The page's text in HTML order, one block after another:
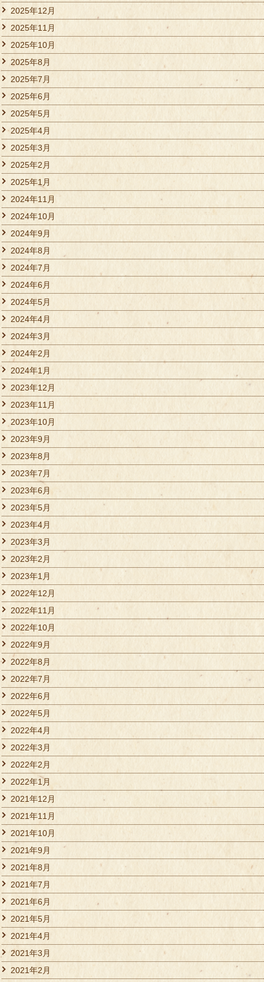
2025年12月
2025年11月
2025年10月
2025年8月
2025年7月
2025年6月
2025年5月
2025年4月
2025年3月
2025年2月
2025年1月
2024年11月
2024年10月
2024年9月
2024年8月
2024年7月
2024年6月
2024年5月
2024年4月
2024年3月
2024年2月
2024年1月
2023年12月
2023年11月
2023年10月
2023年9月
2023年8月
2023年7月
2023年6月
2023年5月
2023年4月
2023年3月
2023年2月
2023年1月
2022年12月
2022年11月
2022年10月
2022年9月
2022年8月
2022年7月
2022年6月
2022年5月
2022年4月
2022年3月
2022年2月
2022年1月
2021年12月
2021年11月
2021年10月
2021年9月
2021年8月
2021年7月
2021年6月
2021年5月
2021年4月
2021年3月
2021年2月